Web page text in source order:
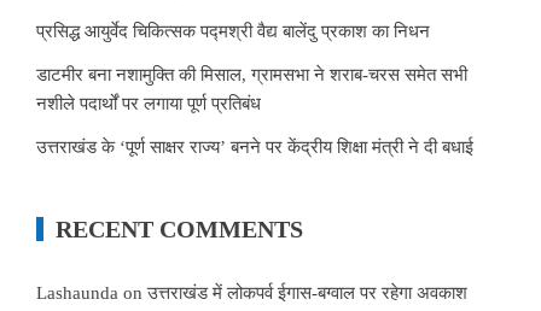
प्रसिद्ध आयुर्वेद चिकित्सक पद्मश्री वैद्य बालेंदु प्रकाश का निधन
डाटमीर बना नशामुक्ति की मिसाल, ग्रामसभा ने शराब-चरस समेत सभी
नशीले पदार्थों पर लगाया पूर्ण प्रतिबंध
उत्तराखंड के ‘पूर्ण साक्षर राज्य’ बनने पर केंद्रीय शिक्षा मंत्री ने दी बधाई
RECENT COMMENTS
Lashaunda onउत्तराखंड में लोकपर्व ईगास-बग्वाल पर रहेगा अवकाश